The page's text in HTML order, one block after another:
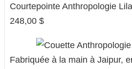
Courtepointe Anthropologie
248,00 $
Fabriquée à la main à Jaipur,